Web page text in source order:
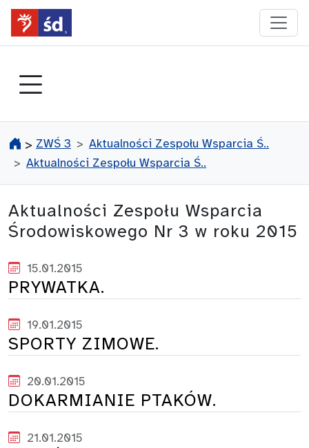
przejdź do głównego menu
> ZWŚ 3
Aktualności Zespołu Wsparcia Ś..
Aktualności Zespołu Wsparcia Ś..
Aktualności Zespołu Wsparcia
Środowiskowego Nr 3 w roku 2015
15.01.2015
PRYWATKA.
19.01.2015
SPORTY ZIMOWE.
20.01.2015
DOKARMIANIE PTAKÓW.
21.01.2015